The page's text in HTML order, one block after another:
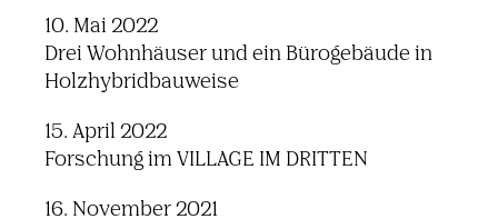
10. Mai 2022
Drei Wohnhäuser und ein Bürogebäude in
Holzhybridbauweise
15. April 2022
Forschung im VILLAGE IM DRITTEN
16. November 2021